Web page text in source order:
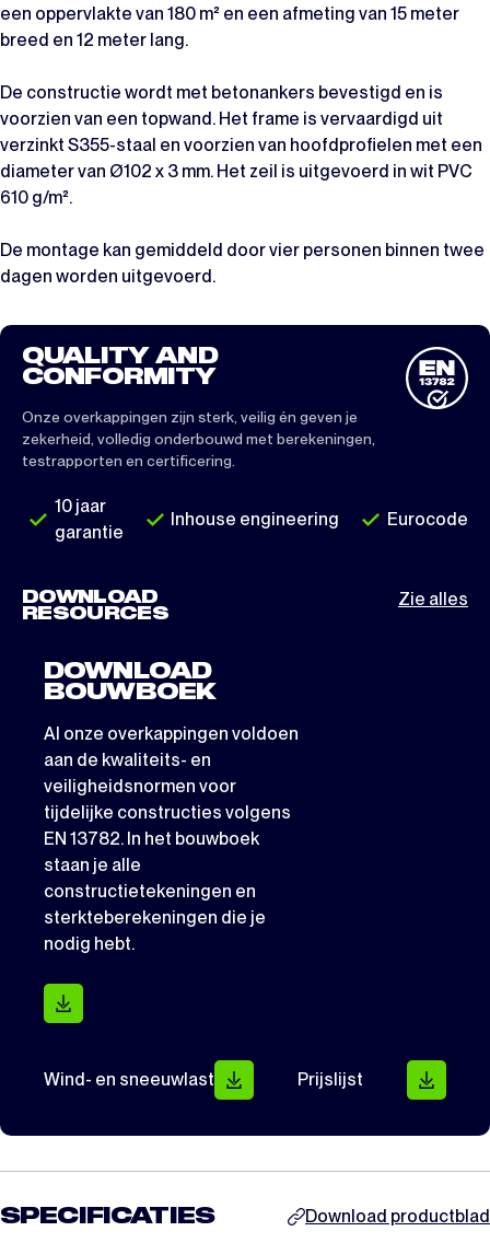
een oppervlakte van 180 m² en een afmeting van 15 meter
breed en 12 meter lang.
De constructie wordt met betonankers bevestigd en is
voorzien van een topwand. Het frame is vervaardigd uit
verzinkt S355-staal en voorzien van hoofdprofielen met een
diameter van Ø102 x 3 mm. Het zeil is uitgevoerd in wit PVC
610 g/m².
De montage kan gemiddeld door vier personen binnen twee
dagen worden uitgevoerd.
QUALITY AND
CONFORMITY
Onze overkappingen zijn sterk, veilig én geven je
zekerheid, volledig onderbouwd met berekeningen,
testrapporten en certificering.
10 jaar
garantie
Inhouse engineering Eurocode
DOWNLOAD
RESOURCES
Zie alles
DOWNLOAD
BOUWBOEK
Al onze overkappingen voldoen
aan de kwaliteits- en
veiligheidsnormen voor
tijdelijke constructies volgens
EN 13782. In het bouwboek
staan je alle
constructietekeningen en
sterkteberekeningen die je
nodig hebt.
Wind- en sneeuwlast Prijslijst
SPECIFICATIES Download productblad